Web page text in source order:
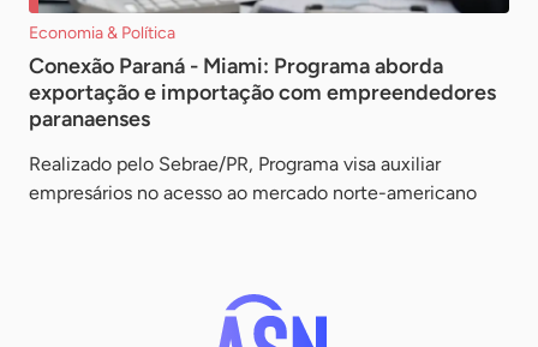
Economia & Política
Conexão Paraná - Miami: Programa aborda
exportação e importação com empreendedores
paranaenses
Realizado pelo Sebrae/PR, Programa visa auxiliar
empresários no acesso ao mercado norte-americano